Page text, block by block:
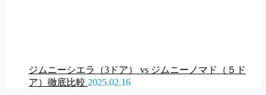
ジムニーシエラ（3ドア） vs ジムニーノマド（５ド
ア）徹底比較 2025.02.16